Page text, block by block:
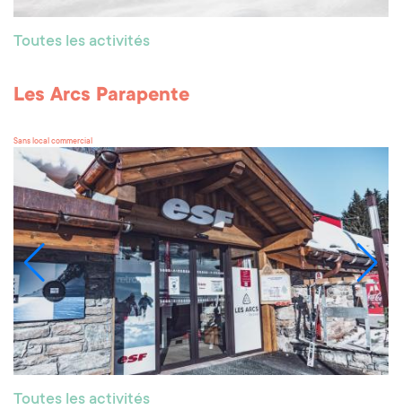
Toutes les activités
Les Arcs Parapente
Sans local commercial
Toutes les activités